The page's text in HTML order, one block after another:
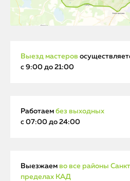
Выезд мастеров
с 9:00 до 21:00
Работаем без выходных
с 07:00 до 24:00
Выезжаем во все районы
пределах КАД